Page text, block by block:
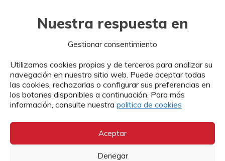
Gestionar consentimiento
Utilizamos cookies propias y de terceros para analizar su
navegación en nuestro sitio web. Puede aceptar todas
las cookies, rechazarlas o configurar sus preferencias en
los botones disponibles a continuación. Para más
información, consulte nuestra politica de cookies
Aceptar
Denegar
Nuestra respuesta en
cifras
Los principalesdatos de la intervención.
4.481 kits de alimentación, lo que equivale a
un estimado de 72.000 personas atendidas.
2.220 kits de higiene.